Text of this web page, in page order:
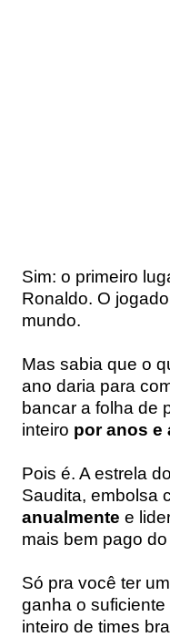
Sim: o primeiro
Ronaldo. O
mundo.
Mas sabia que o
ano daria para
bancar a folha de
inteiro por anos e
Pois é. A estrela
Saudita, embolsa
anualmente e
mais bem pago
Só pra você ter
ganha o
inteiro de times